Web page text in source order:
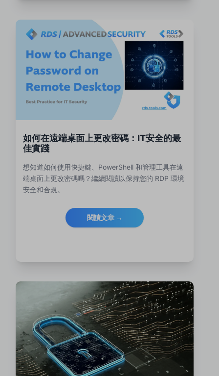
如何在遠端桌面上更改密碼：IT安全的最
佳實踐
想知道如何使用快捷鍵、PowerShell 和管理工具在遠
端桌面上更改密碼嗎？繼續閱讀以保持您的 RDP 環境
安全和合規。
閱讀文章 →